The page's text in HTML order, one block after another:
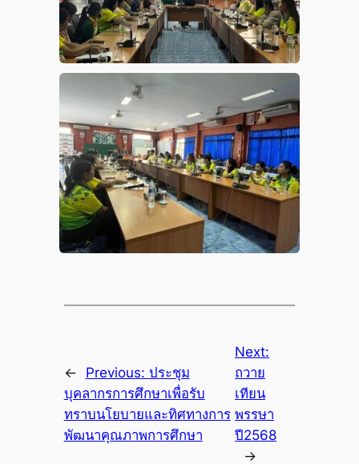
← Previous: ประชุม
บุคลากรการศึกษาเพื่อรับ
ทราบนโยบายและทิศทางการ
พัฒนาคุณภาพการศึกษา
Next:
ถวาย
เทียน
พรรษา
ปี2568
→